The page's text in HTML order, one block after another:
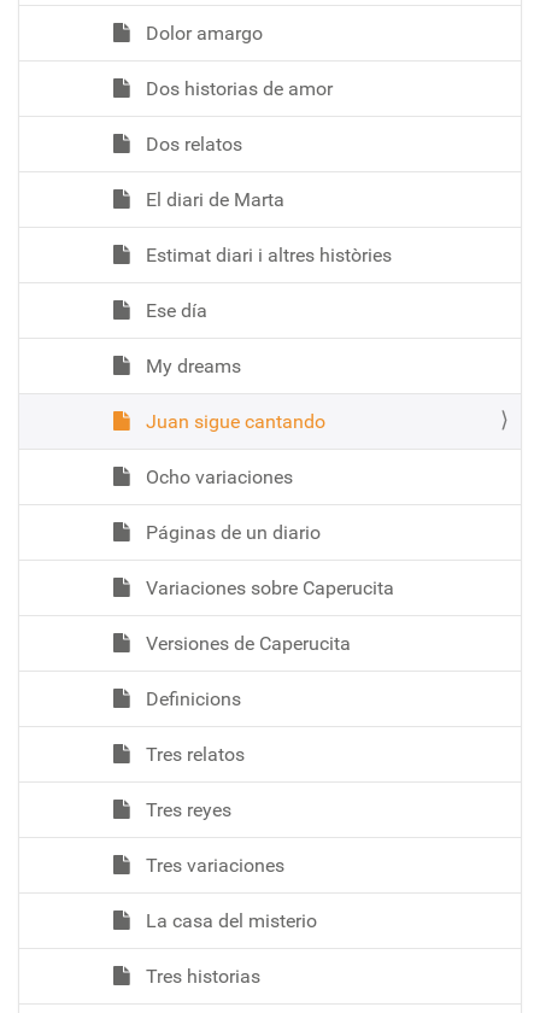
Dolor amargo
Dos historias de amor
Dos relatos
El diari de Marta
Estimat diari i altres històries
Ese día
My dreams
Juan sigue cantando
Ocho variaciones
Páginas de un diario
Variaciones sobre Caperucita
Versiones de Caperucita
Definicions
Tres relatos
Tres reyes
Tres variaciones
La casa del misterio
Tres historias